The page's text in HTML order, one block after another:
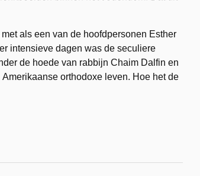
als een van de hoofdpersonen Esther
intensieve dagen was de seculiere
de hoede van rabbijn Chaim Dalfin en
orthodoxe leven. Hoe het de